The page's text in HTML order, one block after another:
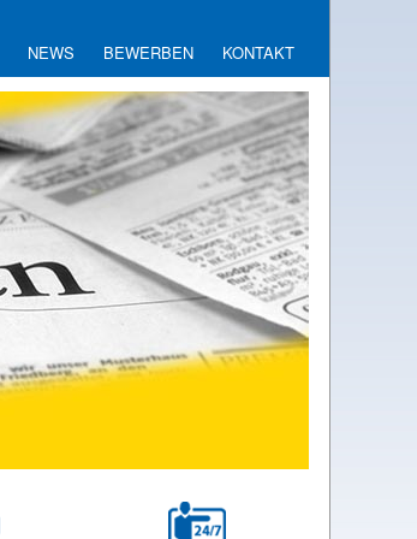
NEWS BEWERBEN KONTAKT